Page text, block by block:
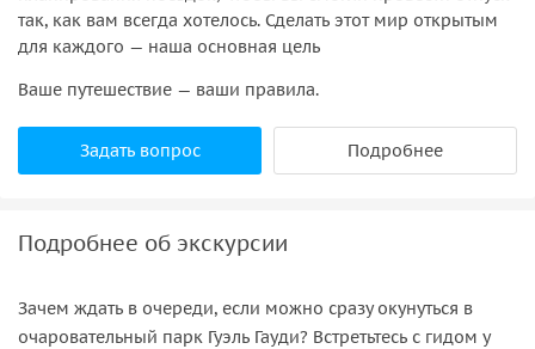
так, как вам всегда хотелось. Сделать этот мир открытым
для каждого — наша основная цель
Ваше путешествие — ваши правила.
Задать вопрос Подробнее
Подробнее об экскурсии
Зачем ждать в очереди, если можно сразу окунуться в
очаровательный парк Гуэль Гауди? Встретьтесь с гидом у